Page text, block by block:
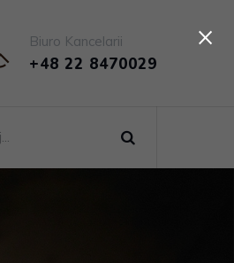
Biuro Kancelarii
+48 22 8470029
×